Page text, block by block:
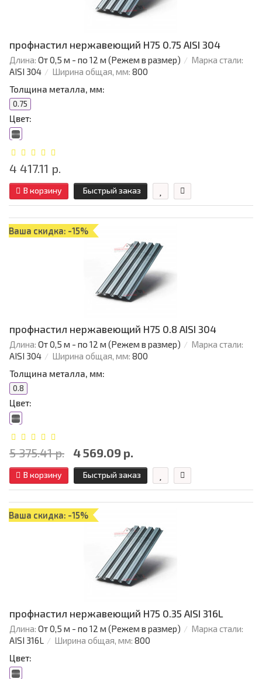
профнастил нержавеющий H75 0.75 AISI 304
Длина: От 0,5 м - по 12 м (Режем в размер)
Марка стали:
AISI 304
Ширина общая, мм: 800
Толщина металла, мм:
0.75
Цвет:
4 417.11 р.
В корзину Быстрый заказ
Ваша скидка: -15%
профнастил нержавеющий H75 0.8 AISI 304
Длина: От 0,5 м - по 12 м (Режем в размер)
Марка стали:
AISI 304
Ширина общая, мм: 800
Толщина металла, мм:
0.8
Цвет:
5 375.41 р. 4 569.09 р.
В корзину Быстрый заказ
Ваша скидка: -15%
профнастил нержавеющий H75 0.35 AISI 316L
Длина: От 0,5 м - по 12 м (Режем в размер)
Марка стали:
AISI 316L
Ширина общая, мм: 800
Цвет: